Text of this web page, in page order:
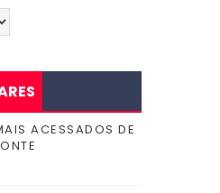
ACESSADOS DE